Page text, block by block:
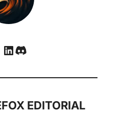
LinkedIn
Discord
EDITORIAL